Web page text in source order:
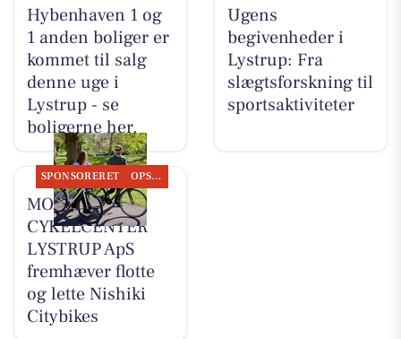
Hybenhaven 1 og
1 anden boliger er
kommet til salg
denne uge i
Lystrup - se
boligerne her.
Ugens
begivenheder i
Lystrup: Fra
slægtsforskning til
sportsaktiviteter
SPONSORERET OPSLAGSTAVLEN
MOSQUITO
CYKELCENTER
LYSTRUP ApS
fremhæver flotte
og lette Nishiki
Citybikes